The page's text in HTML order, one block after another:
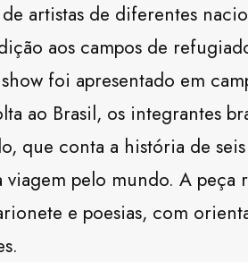
artistas de diferentes
aos campos de
foi apresentado em
ao Brasil, os integrantes
que conta a história de
pelo mundo. A peça
e poesias, com